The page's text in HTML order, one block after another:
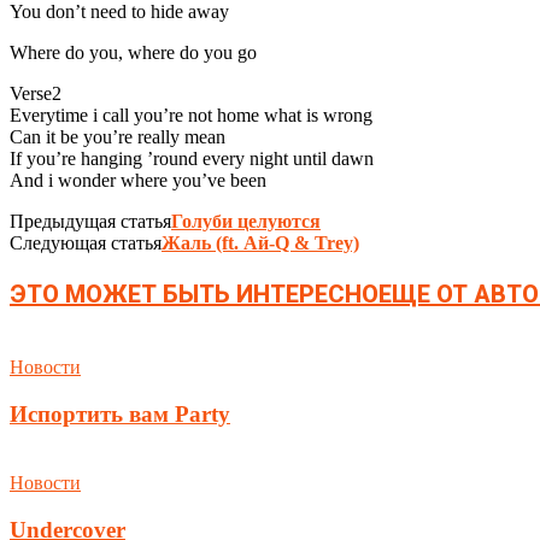
You don’t need to hide away
Where do you, where do you go
Verse2
Everytime i call you’re not home what is wrong
Can it be you’re really mean
If you’re hanging ’round every night until dawn
And i wonder where you’ve been
Предыдущая статьяГолуби целуются
Следующая статьяЖаль (ft. Ай-Q & Trey)
ЭТО МОЖЕТ БЫТЬ ИНТЕРЕСНОЕЩЕ ОТ
Новости
Испортить вам Party
Новости
Undercover